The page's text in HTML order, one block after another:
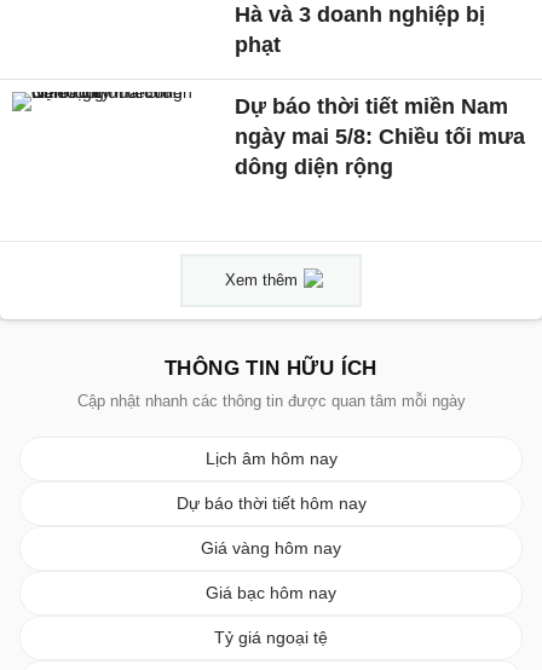
Hà và 3 doanh nghiệp bị
phạt
Dự báo thời tiết miền Nam
ngày mai 5/8: Chiều tối mưa
dông diện rộng
Xem thêm
THÔNG TIN HỮU ÍCH
Cập nhật nhanh các thông tin được quan tâm mỗi ngày
Lịch âm hôm nay
Dự báo thời tiết hôm nay
Giá vàng hôm nay
Giá bạc hôm nay
Tỷ giá ngoại tệ